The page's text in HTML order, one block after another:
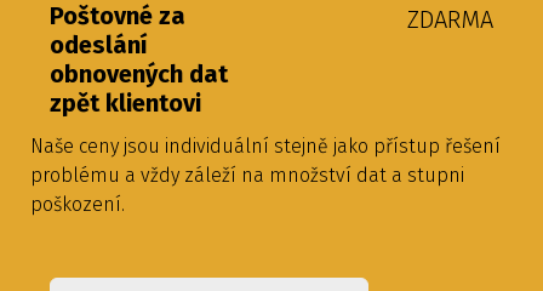
Poštovné za
odeslání
obnovených dat
zpět klientovi
ZDARMA
Naše ceny jsou individuální stejně jako přístup řešení
problému a vždy záleží na množství dat a stupni
poškození.